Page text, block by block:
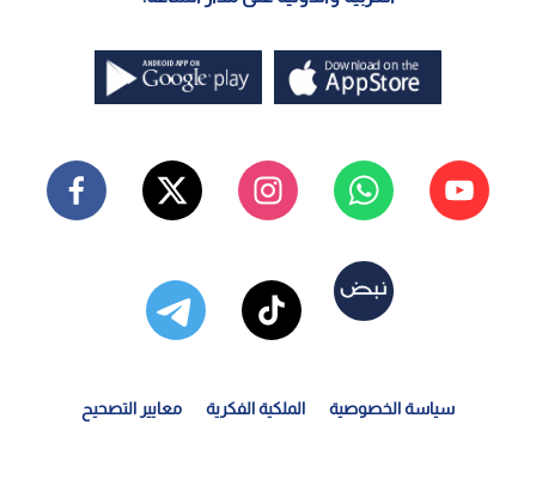
سياسة الخصوصية الملكية الفكرية معايير التصحيح